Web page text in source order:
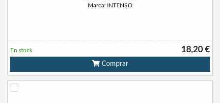
Marca: INTENSO
18,20 €
En stock
Comprar